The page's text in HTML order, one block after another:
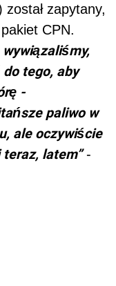
zapytany,
CPN.
tego, aby
-
paliwo w
ale oczywiście
latem”-